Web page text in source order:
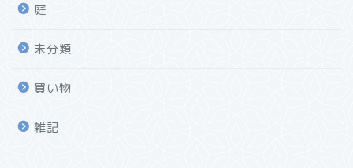
庭
未分類
買い物
雑記